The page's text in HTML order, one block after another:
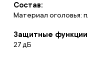
Состав:
Материал оголовья:
Защитные
27 дБ